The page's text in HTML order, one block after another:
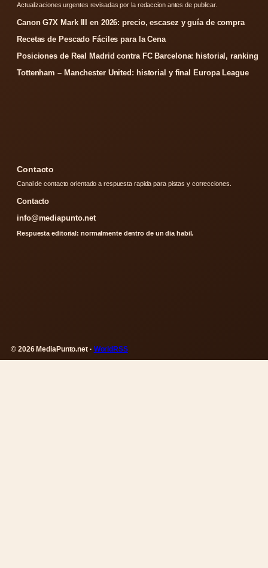
Actualizaciones urgentes revisadas por la redaccion antes de publicar.
Canon G7X Mark III en 2026: precio, escasez y guía de compra
Recetas de Pescado Fáciles para la Cena
Posiciones de Real Madrid contra FC Barcelona: historial, ranking
Tottenham – Manchester United: historial y final Europa League
Contacto
Canal de contacto orientado a respuesta rapida para pistas y correcciones.
Contacto
info@mediapunto.net
Respuesta editorial: normalmente dentro de un dia habil.
© 2026 MediaPunto.net · WorldRSS